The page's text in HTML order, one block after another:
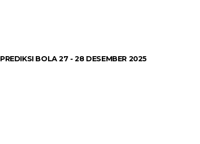
PREDIKSI BOLA 27 - 28 DESEMBER 2025